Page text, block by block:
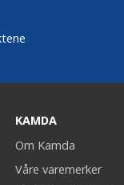
KAMDA
Om Kamda
Våre varemerker